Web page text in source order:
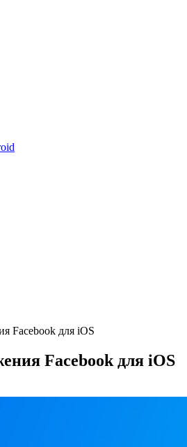
Facebook для iOS
Facebook для iOS